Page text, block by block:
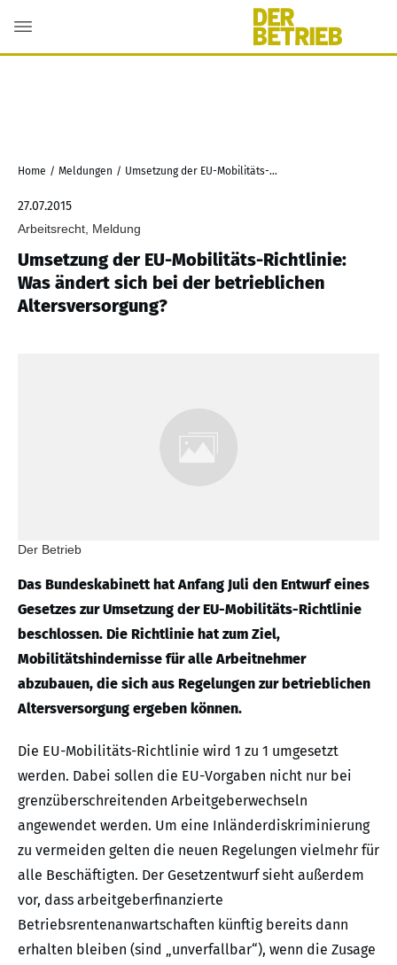
Home / Meldungen / Umsetzung der EU-Mobilitäts-Richtlinie: Was ändert sich bei der betrieblichen Altersversorgung?
27.07.2015
Arbeitsrecht, Meldung
Umsetzung der EU-Mobilitäts-Richtlinie:
Was ändert sich bei der betrieblichen
Altersversorgung?
Der Betrieb
Das Bundeskabinett hat Anfang Juli den Entwurf eines
Gesetzes zur Umsetzung der EU-Mobilitäts-Richtlinie
beschlossen. Die Richtlinie hat zum Ziel,
Mobilitätshindernisse für alle Arbeitnehmer
abzubauen, die sich aus Regelungen zur betrieblichen
Altersversorgung ergeben können.
Die EU-Mobilitäts-Richtlinie wird 1 zu 1 umgesetzt
werden. Dabei sollen die EU-Vorgaben nicht nur bei
grenzüberschreitenden Arbeitgeberwechseln
angewendet werden. Um eine Inländerdiskriminierung
zu vermeiden gelten die neuen Regelungen vielmehr für
alle Beschäftigten. Der Gesetzentwurf sieht außerdem
vor, dass arbeitgeberfinanzierte
Betriebsrentenanwartschaften künftig bereits dann
erhalten bleiben (sind „unverfallbar“), wenn die Zusage